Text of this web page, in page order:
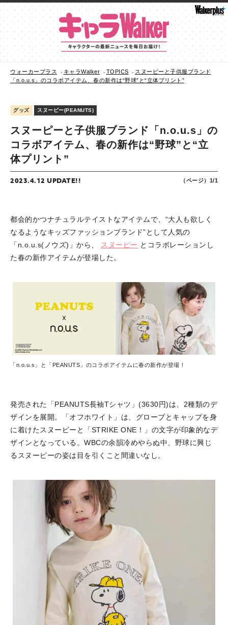
ウォーカープラス キャラWalker TOPICS
スヌーピーと子供服ブランド
「n.o.u.s」のコラボアイテム、春の新作は“野球”と“立体プリント”
グッズ スヌーピー(PEANUTS)
スヌーピーと子供服ブランド「n.o.u.s」の
コラボアイテム、春の新作は“野球”と“立
体プリント”
2023.4.12 UPDATE!! （ページ）1/1
都会的かつナチュラルテイストなアイテムで、“大人も欲しく
なるようなキッズファッションブランド”として人気の
「n.o.u.s(ノウズ)」から、
スヌーピー とコラボレーションし
た春の新作アイテムが登場した。
「n.o.u.s」と「PEANUTS」のコラボアイテムに春の新作が登場！
発売された「PEANUTS長袖Tシャツ」(3630円)は、2種類のデ
ザインを展開。「オフホワイト」は、グローブとキャップを身
に着けたスヌーピーと「STRIKE ONE！」の文字が印象的なデ
ザインとなっている。WBCの余韻冷めやらぬ中、野球に興じ
るスヌーピーの姿は目を引くこと間違いなし。